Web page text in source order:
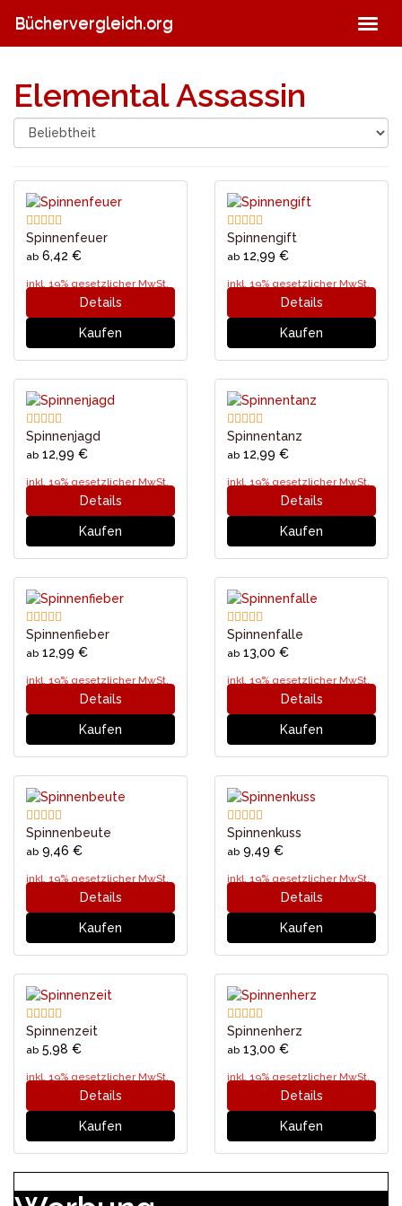
main
Büchervergleich.org
Elemental Assassin
Spinnenfeuer
ab 6,42 €
inkl. 19% gesetzlicher MwSt.
Details
Kaufen
Spinnengift
ab 12,99 €
inkl. 19% gesetzlicher MwSt.
Details
Kaufen
Spinnenjagd
ab 12,99 €
inkl. 19% gesetzlicher MwSt.
Details
Kaufen
Spinnentanz
ab 12,99 €
inkl. 19% gesetzlicher MwSt.
Details
Kaufen
Spinnenfieber
ab 12,99 €
inkl. 19% gesetzlicher MwSt.
Details
Kaufen
Spinnenfalle
ab 13,00 €
inkl. 19% gesetzlicher MwSt.
Details
Kaufen
Spinnenbeute
ab 9,46 €
inkl. 19% gesetzlicher MwSt.
Details
Kaufen
Spinnenkuss
ab 9,49 €
inkl. 19% gesetzlicher MwSt.
Details
Kaufen
Spinnenzeit
ab 5,98 €
inkl. 19% gesetzlicher MwSt.
Details
Kaufen
Spinnenherz
ab 13,00 €
inkl. 19% gesetzlicher MwSt.
Details
Kaufen